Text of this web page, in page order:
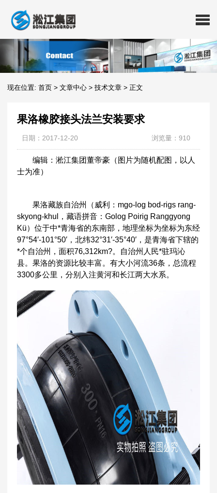
现在位置: 首页 > 文章中心 > 技术文章 > 正文
果洛橡胶接头法兰安装要求
日期：2017-12-20 浏览量：910
编辑：淞江集团董帝豪（图片为随机配图，以人
士为准）
果洛藏族自治州（威利：mgo-log bod-rigs rang-
skyong-khul，藏语拼音：Golog Poirig Ranggyong
Kü）位于中*青海省的东南部，地理坐标为坐标为东经
97°54′-101°50′，北纬32°31′-35°40′，是青海省下辖的
*个自治州，面积76,312km?。自治州人民*驻玛沁
县。果洛的资源比较丰富。有大小河流36条，总流程
3300多公里，分别入注黄河和长江两大水系。